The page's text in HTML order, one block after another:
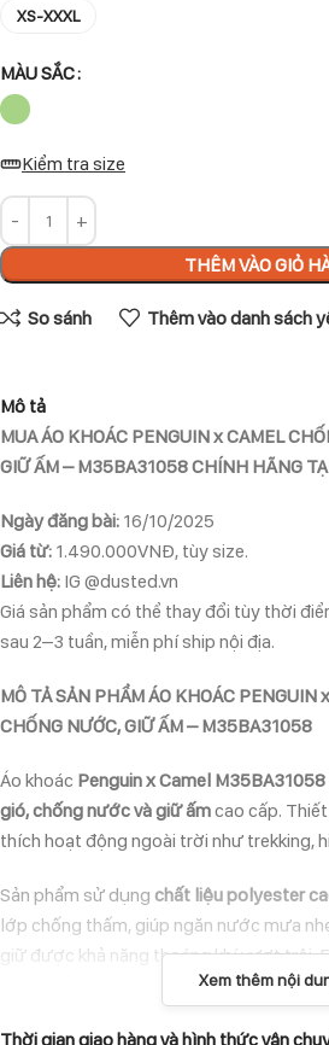
XS-XXXL
MÀU SẮC
Kiểm tra size
THÊM VÀO GIỎ
So sánh Thêm vào danh sách
Mô tả
MUA ÁO KHOÁC PENGUIN x CAMEL
GIỮ ẤM – M35BA31058 CHÍNH HÃNG
Ngày đăng bài: 16/10/2025
Giá từ: 1.490.000VNĐ, tùy size.
Liên hệ: IG @dusted.vn
Giá sản phẩm có thể thay đổi tùy thời
sau 2–3 tuần, miễn phí ship nội địa.
MÔ TẢ SẢN PHẨM ÁO KHOÁC PENGUIN
CHỐNG NƯỚC, GIỮ ẤM – M35BA31058
Áo khoác Penguin x Camel M35BA31058
gió, chống nước và giữ ấmcao cấp.
thích hoạt động ngoài trời như trekking,
Sản phẩm sử dụng chất liệu polyester
lớp chống thấm, giúp ngăn nước mưa
giữ được khả năng thoáng khí vượt trội.
đường may ép keo chống
Xem thêm nội
Thời gian giao hàng và hình thức vận